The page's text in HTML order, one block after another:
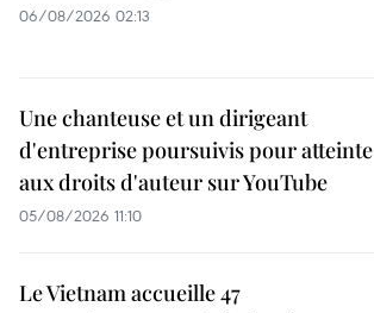
06/08/2026 02:13
Une chanteuse et un dirigeant
d'entreprise poursuivis pour atteinte
aux droits d'auteur sur YouTube
05/08/2026 11:10
Le Vietnam accueille 47